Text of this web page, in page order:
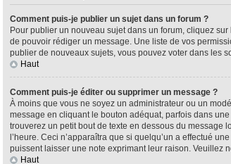
Comment puis-je publier un sujet dans un forum ?
Pour publier un nouveau sujet dans un forum, cliquez
de pouvoir rédiger un message. Une liste de vos
publier de nouveaux sujets, vous pouvez voter dans les
Haut
Comment puis-je éditer ou supprimer un message ?
À moins que vous ne soyez un administrateur ou un
message en cliquant le bouton adéquat, parfois dans
trouverez un petit bout de texte en dessous du message
l’heure. Ceci n’apparaîtra que si quelqu’un a effectué
puissent laisser une note exprimant leur raison. Veuillez
Haut